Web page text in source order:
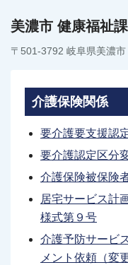
美濃市 健康福祉
〒501-3792 岐阜県美濃
介護保険関係
要介護要支援認
要介護認定区分
介護保険被保険
居宅サービス計
様式第９号
介護予防サービ
メント依頼（